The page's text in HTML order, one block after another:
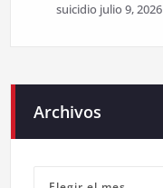
suicidio julio 9, 2026
Archivos